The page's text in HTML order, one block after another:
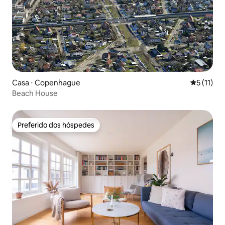
Casa ⋅ Copenhague 5 de uma
5 (11)
Beach House
Preferido dos hóspedes
Preferido dos hóspedes